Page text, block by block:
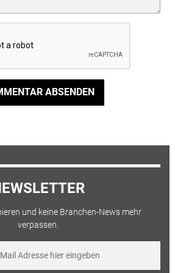
ABSENDEN
und keine Branchen-News mehr
verpassen.